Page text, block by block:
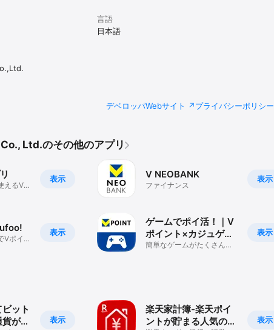
言語
日本語
デベロッパWebサイト プライバシーポリシー
Ltd.のその他のアプリ
表示
えるV
表示
Vポイ
表示
V NEOBANK
ファイナンス
表示
ゲームでポイ活！｜V
ポイント×カジュゲー
タウン
簡単なゲームがたくさん！
表示
ット
がも
表示
楽天家計簿-楽天ポイ
ントが貯まる人気の家